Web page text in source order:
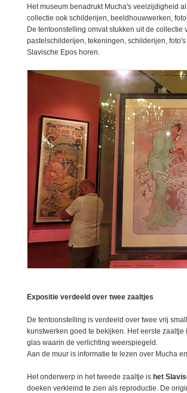
Het museum benadrukt Mucha's veelzijdigheid
collectie ook schilderijen, beeldhouwwerken,
De tentoonstelling omvat stukken uit de
pastelschilderijen, tekeningen, schilderijen,
Slavische Epos horen.
Expositie verdeeld over twee zaaltjes
De tentoonstelling is verdeeld over twee vrij
kunstwerken goed te bekijken. Het eerste
glas waarin de verlichting weerspiegeld.
Aan de muur is informatie te lezen over Mucha
Het onderwerp in het tweede zaaltje is het
doeken verkleind te zien als reproductie. De